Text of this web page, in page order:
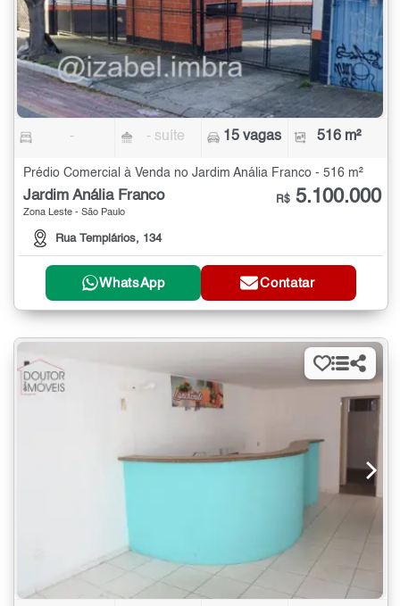
- - suíte 15 vagas 516 m²
Prédio Comercial à Venda no Jardim Anália Franco - 516 m²
Jardim Anália Franco
Zona Leste - São Paulo
Rua Templários, 134
R$ 5.100.000
WhatsApp Contatar